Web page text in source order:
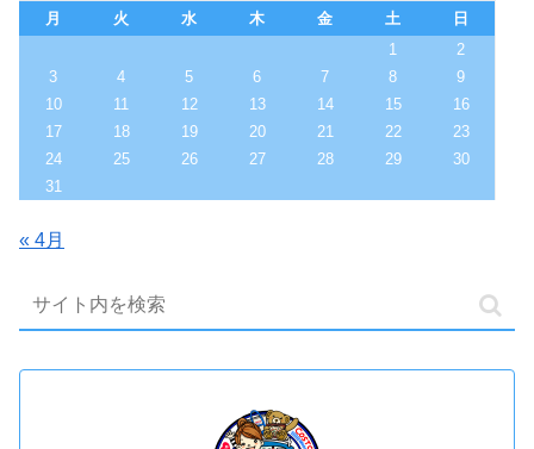
月 火 水 木 金 土
日
1
2
3
4 5 6 7 8
9
10
11 12 13 14 15
16
17
18 19 20 21 22
23
24
25 26 27 28 29
30
31
« 4月